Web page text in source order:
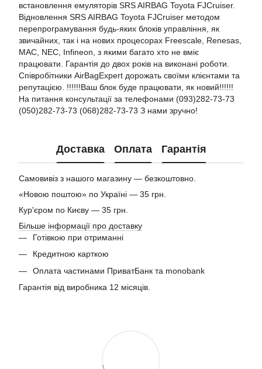
встановлення емуляторів SRS AIRBAG Toyota FJCruiser.
Відновлення SRS AIRBAG Toyota FJCruiser методом
перепрограмування будь-яких блоків управління, як
звичайних, так і на нових процесорах Freescale, Renesas,
MAC, NEC, Infineon, з якими багато хто не вміє
працювати. Гарантія до двох років на виконані роботи.
Співробітники AirBagExpert дорожать своїми клієнтами та
репутацією. !!!!!!Ваш блок буде працювати, як новий!!!!!!
На питання консультації за телефонами (093)282-73-73
(050)282-73-73 (068)282-73-73 З нами зручно!
Доставка Оплата Гарантія
Самовивіз з нашого магазину — безкоштовно.
«Новою поштою» по Україні — 35 грн.
Кур'єром по Києву — 35 грн.
Більше інформації про доставку
Готівкою при отриманні
Кредитною карткою
Оплата частинами ПриватБанк та monobank
Гарантія від виробника 12 місяців.